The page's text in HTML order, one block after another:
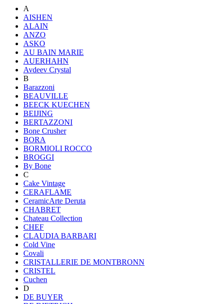
A
AISHEN
ALAIN
ANZO
ASKO
AU BAIN MARIE
AUERHAHN
Avdeev Crystal
B
Barazzoni
BEAUVILLE
BEECK KUECHEN
BEIJING
BERTAZZONI
Bone Crusher
BORA
BORMIOLI ROCCO
BROGGI
By Bone
C
Cake Vintage
CERAFLAME
CeramicArte Deruta
CHABRET
Chateau Collection
CHEF
CLAUDIA BARBARI
Cold Vine
Covali
CRISTALLERIE DE MONTBRONN
CRISTEL
Cuchen
D
DE BUYER